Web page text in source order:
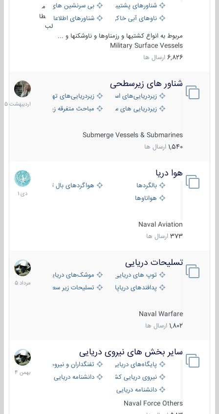
شناورهای پشتیبانی
بی سرنشین های دریایی
ناوهای آبی خاکی و نیروبرشناورهای اطلاعاتی و جاسوسی
طا
لب
مربوط به انواع کشتیها و رزمناوها و ناوشکنها و ...
Military Surface Vessels
6,826 ارسال ها
شناور های زیرسطحی
زیردریایی‌های استراتژیکزیردریایی‌های تهاجمی
زیردریایی های سبک
مباحث متفرقه زیرسطحی
Submerge Vessels & Submarines
1,540 ارسال ها
31
1405
هوا دریا
بالگردها
هواگردهای بال ثابت
هواناوها
Naval Aviation
373 ارسال ها
12
دی
1401
تسلیحات دریایی
توپ های دریایی
موشک‌های دریایی
پدافندهای دریاپایه
تسلیحات زیر سطحی
Naval Warfare
1,802 ارسال ها
2
مرداد
1405
سایر بخش های نیروی دریایی
پایگاه‌های دریایی
تفنگداران و نیروهای ویژه‌ی دریایی
نیروی دریایی کشورهای مختلفدانشنامه دریایی
دانشنامه دریایی کپی
Naval Force Others
22
بهمن
1404